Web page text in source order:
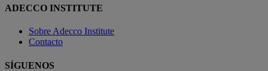
ADECCO INSTITUTE
Sobre Adecco Institute
Contacto
SÍGUENOS